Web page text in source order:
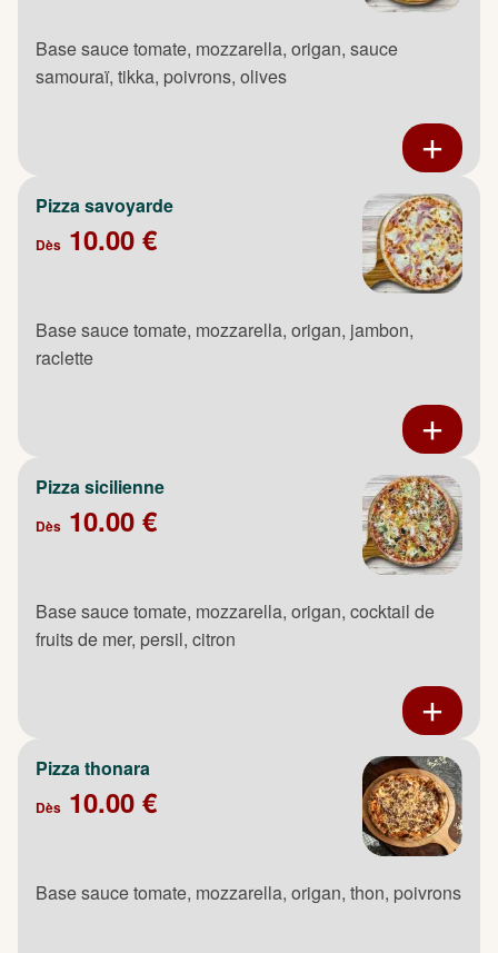
Base sauce tomate, mozzarella, origan, sauce
samouraï, tikka, poivrons, olives
Pizza savoyarde
Dès 10.00 €
Base sauce tomate, mozzarella, origan, jambon,
raclette
Pizza sicilienne
Dès 10.00 €
Base sauce tomate, mozzarella, origan, cocktail de
fruits de mer, persil, citron
Pizza thonara
Dès 10.00 €
Base sauce tomate, mozzarella, origan, thon, poivrons